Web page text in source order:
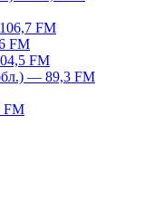
FM
FM
FM
— 89,3 FM
FM